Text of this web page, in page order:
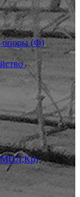
опоры (Ф)
(МПЛ,Кр)